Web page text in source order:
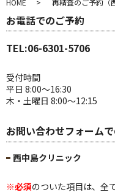
お電話でのご予約
TEL:06-6301-5706
受付時間
平日 8:00～16:30
木・土曜日 8:00～12:15
お問い合わせフォーム
西中島クリニック
※必須のついた項目は、全